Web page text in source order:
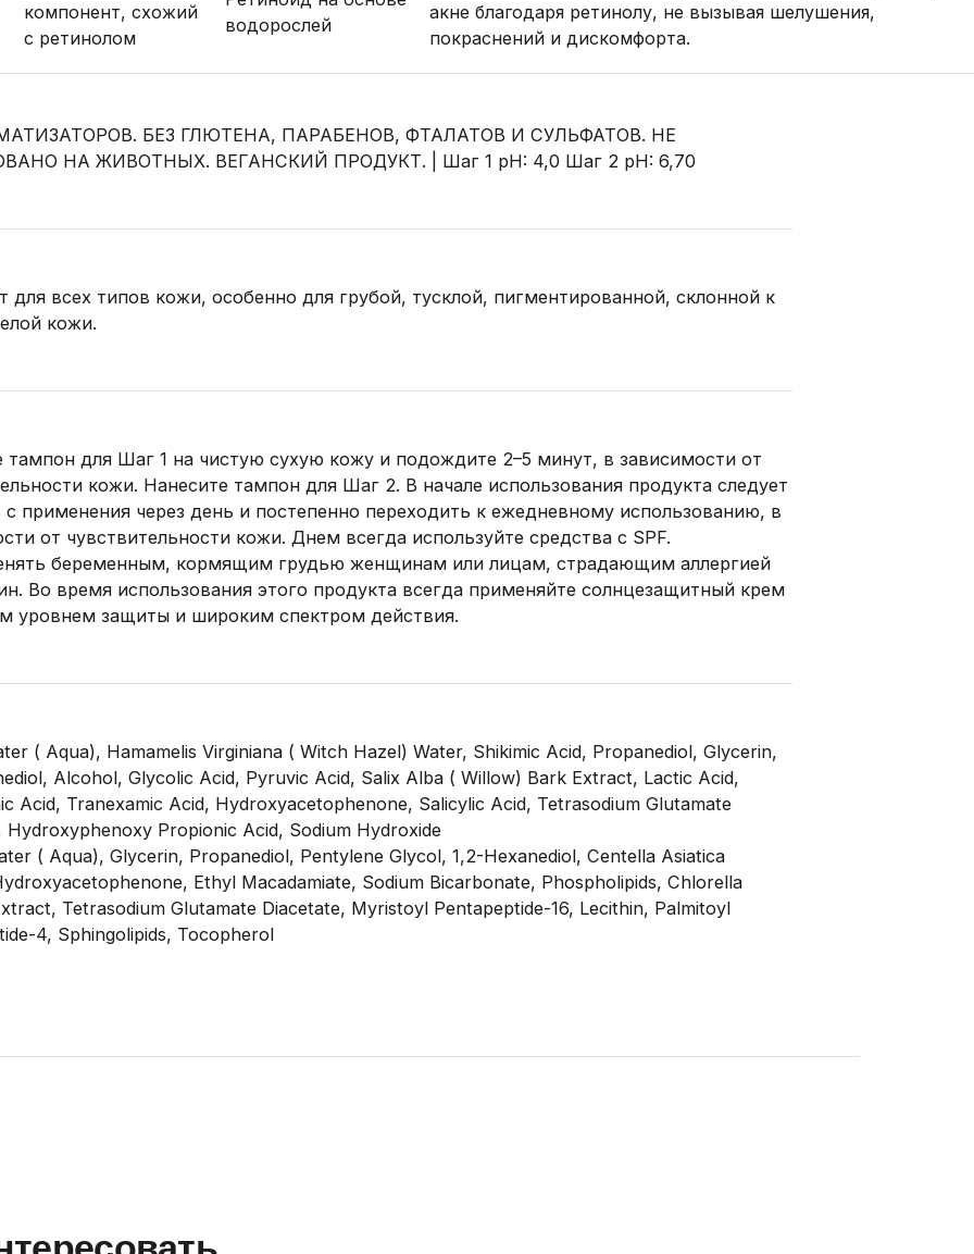
компонент, схожий
с ретинолом
водорослей
акне благодаря ретинолу, не вызывая шелушения,
покраснений и дискомфорта.
БЕЗ ГЛЮТЕНА, ПАРАБЕНОВ, ФТАЛАТОВ И СУЛЬФАТОВ. НЕ
НА ЖИВОТНЫХ. ВЕГАНСКИЙ ПРОДУКТ. | Шаг 1 pH: 4,0 Шаг 2 pH: 6,70
для всех типов кожи, особенно для грубой, тусклой, пигментированной, склонной к
кожи.
тампон для Шаг 1 на чистую сухую кожу и подождите 2–5 минут, в зависимости от
кожи. Нанесите тампон для Шаг 2. В начале использования продукта следует
с применения через день и постепенно переходить к ежедневному использованию, в
от чувствительности кожи. Днем всегда используйте средства с SPF.
беременным, кормящим грудью женщинам или лицам, страдающим аллергией
Во время использования этого продукта всегда применяйте солнцезащитный крем
уровнем защиты и широким спектром действия.
( Aqua), Hamamelis Virginiana ( Witch Hazel) Water, Shikimic Acid, Propanediol, Glycerin,
Alcohol, Glycolic Acid, Pyruvic Acid, Salix Alba ( Willow) Bark Extract, Lactic Acid,
Acid, Tranexamic Acid, Hydroxyacetophenone, Salicylic Acid, Tetrasodium Glutamate
Hydroxyphenoxy Propionic Acid, Sodium Hydroxide
( Aqua), Glycerin, Propanediol, Pentylene Glycol, 1,2-Hexanediol, Centella Asiatica
Ethyl Macadamiate, Sodium Bicarbonate, Phospholipids, Chlorella
Tetrasodium Glutamate Diacetate, Myristoyl Pentapeptide-16, Lecithin, Palmitoyl
4, Sphingolipids, Tocopherol